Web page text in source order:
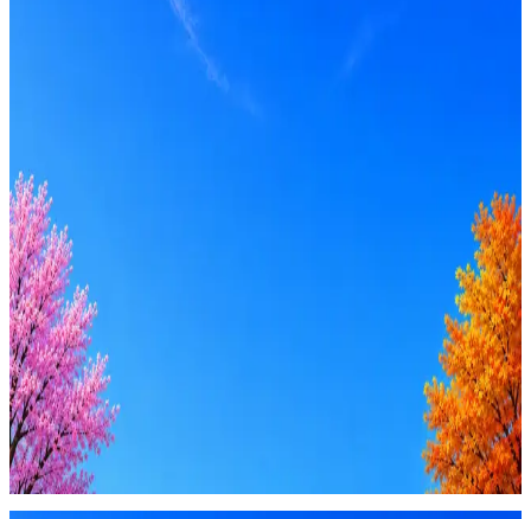
Оффер быстрее с Эйч
Будьте осторожны: если работодатель просит войти через
Google, iCloud или Госуслуги, прислать код или пароль,
запустить ПО или перевести деньги — это мошенники.
Жмите Пожаловаться